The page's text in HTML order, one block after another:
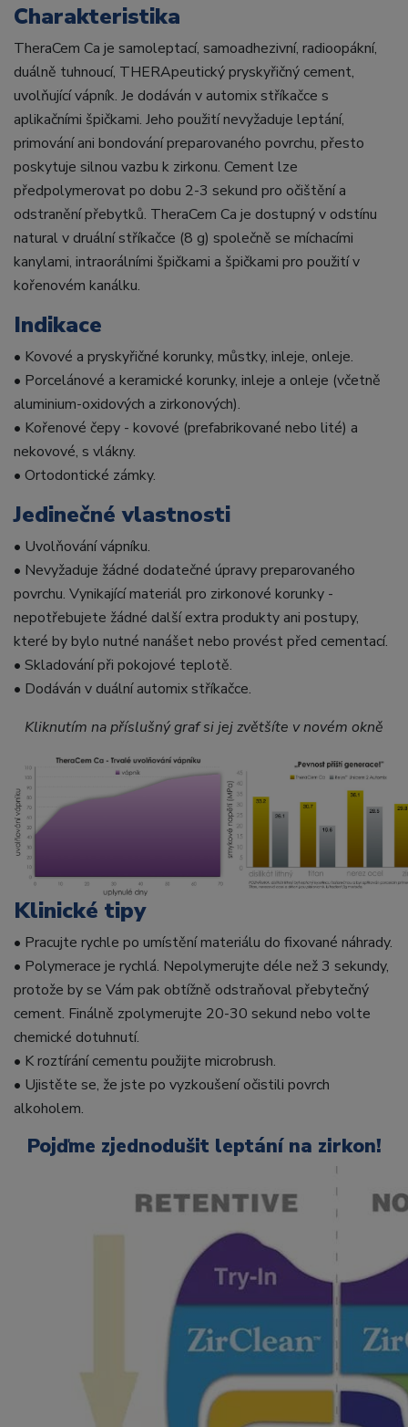
Charakteristika
TheraCem Ca je samoleptací, samoadhezivní, radioopákní,
duálně tuhnoucí, THERApeutický pryskyřičný cement,
uvolňující vápník. Je dodáván v automix stříkačce s
aplikačními špičkami. Jeho použití nevyžaduje leptání,
primování ani bondování preparovaného povrchu, přesto
poskytuje silnou vazbu k zirkonu. Cement lze
předpolymerovat po dobu 2-3 sekund pro očištění a
odstranění přebytků. TheraCem Ca je dostupný v odstínu
natural v druální stříkačce (8 g) společně se míchacími
kanylami, intraorálními špičkami a špičkami pro použití v
kořenovém kanálku.
Indikace
• Kovové a pryskyřičné korunky, můstky, inleje, onleje.
• Porcelánové a keramické korunky, inleje a onleje (včetně
aluminium-oxidových a zirkonových).
• Kořenové čepy - kovové (prefabrikované nebo lité) a
nekovové, s vlákny.
• Ortodontické zámky.
Jedinečné vlastnosti
• Uvolňování vápníku.
• Nevyžaduje žádné dodatečné úpravy preparovaného
povrchu. Vynikající materiál pro zirkonové korunky -
nepotřebujete žádné další extra produkty ani postupy,
které by bylo nutné nanášet nebo provést před cementací.
• Skladování při pokojové teplotě.
• Dodáván v duální automix stříkačce.
Kliknutím na příslušný graf si jej zvětšíte v novém okně
Klinické tipy
• Pracujte rychle po umístění materiálu do fixované náhrady.
• Polymerace je rychlá. Nepolymerujte déle než 3 sekundy,
protože by se Vám pak obtížně odstraňoval přebytečný
cement. Finálně zpolymerujte 20-30 sekund nebo volte
chemické dotuhnutí.
• K roztírání cementu použijte microbrush.
• Ujistěte se, že jste po vyzkoušení očistili povrch
alkoholem.
Pojďme zjednodušit leptání na zirkon!